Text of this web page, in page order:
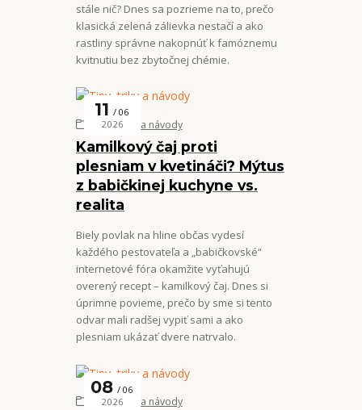
stále nič? Dnes sa pozrieme na to, prečo
klasická zelená zálievka nestačí a ako
rastliny správne nakopnúť k famóznemu
kvitnutiu bez zbytočnej chémie.
Kamilkový čaj proti
plesniam v kvetináči? Mýtus
z babičkinej kuchyne vs.
realita
11
06
2026
Tipy, triky a návody
Biely povlak na hline občas vydesí
každého pestovateľa a „babičkovské“
internetové fóra okamžite vyťahujú
overený recept – kamilkový čaj. Dnes si
úprimne povieme, prečo by sme si tento
odvar mali radšej vypiť sami a ako
plesniam ukázať dvere natrvalo.
08
06
2026
Tipy, triky a návody